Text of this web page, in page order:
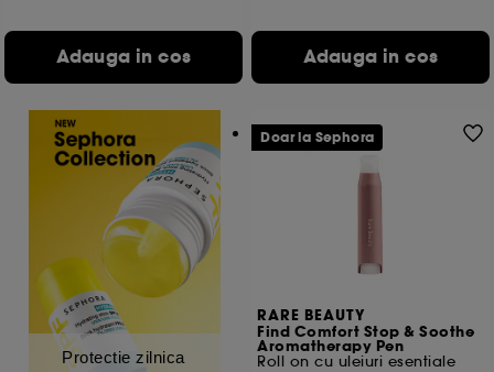
Adauga in cos Adauga in cos
Protectie zilnica
RARE BEAUTY
Find Comfort Stop & Soothe
Aromatherapy Pen
Roll on cu uleiuri esentiale
Doar la Sephora